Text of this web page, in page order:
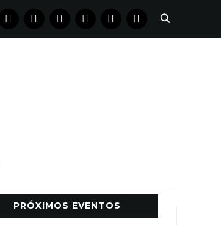
FACEBOOKINSTAGRAM
YOUTUBE PINTERESTTUMBLR
PRÓXIMOS EVENTOS